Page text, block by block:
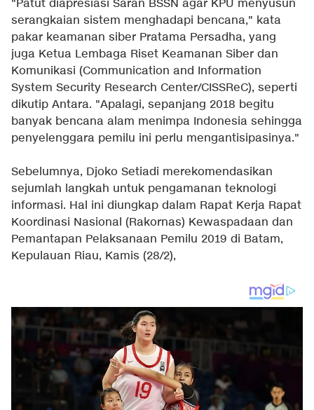
"Patut diapresiasi Saran BSSN agar KPU menyusun
serangkaian sistem menghadapi bencana," kata
pakar keamanan siber Pratama Persadha, yang
juga Ketua Lembaga Riset Keamanan Siber dan
Komunikasi (Communication and Information
System Security Research Center/CISSReC), seperti
dikutip Antara. "Apalagi, sepanjang 2018 begitu
banyak bencana alam menimpa Indonesia sehingga
penyelenggara pemilu ini perlu mengantisipasinya."
Sebelumnya, Djoko Setiadi merekomendasikan
sejumlah langkah untuk pengamanan teknologi
informasi. Hal ini diungkap dalam Rapat Kerja Rapat
Koordinasi Nasional (Rakornas) Kewaspadaan dan
Pemantapan Pelaksanaan Pemilu 2019 di Batam,
Kepulauan Riau, Kamis (28/2),